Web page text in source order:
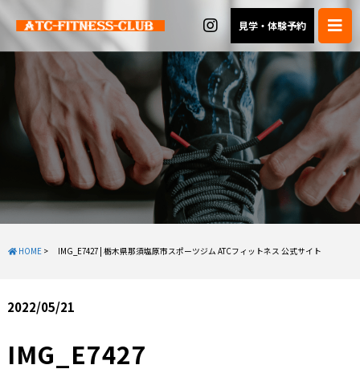
見学・体験予約
HOME > IMG_E7427 | 栃木県那須塩原市スポーツジム ATCフィットネス 公式サイト
2022/05/21
IMG_E7427